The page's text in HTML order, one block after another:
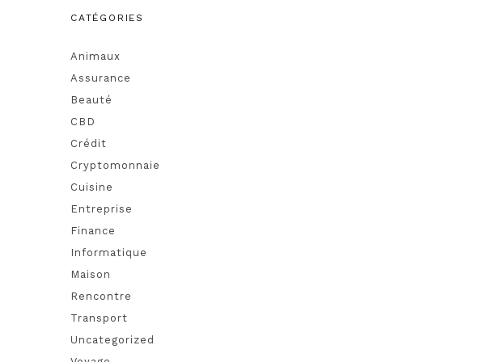
CATÉGORIES
Animaux
Assurance
Beauté
CBD
Crédit
Cryptomonnaie
Cuisine
Entreprise
Finance
Informatique
Maison
Rencontre
Transport
Uncategorized